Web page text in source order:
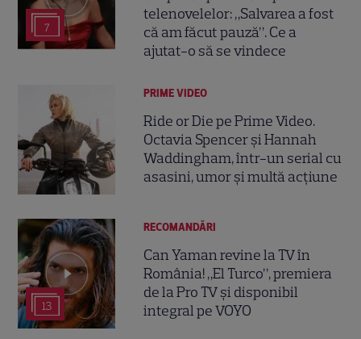
7
telenovelelor: „Salvarea a fost
că am făcut pauză”. Ce a
ajutat-o să se vindece
PRIME VIDEO
Ride or Die pe Prime Video.
Octavia Spencer și Hannah
Waddingham, într-un serial cu
asasini, umor și multă acțiune
13
RECOMANDĂRI
Can Yaman revine la TV în
România! „El Turco”, premiera
de la Pro TV și disponibil
integral pe VOYO